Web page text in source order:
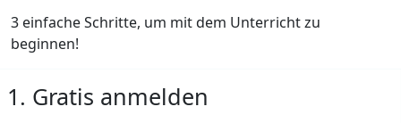
3 einfache Schritte, um mit dem Unterricht zu
beginnen!
1. Gratis anmelden